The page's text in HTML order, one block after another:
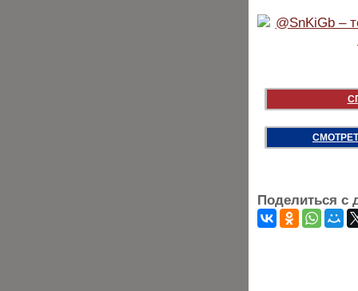
Поделиться с